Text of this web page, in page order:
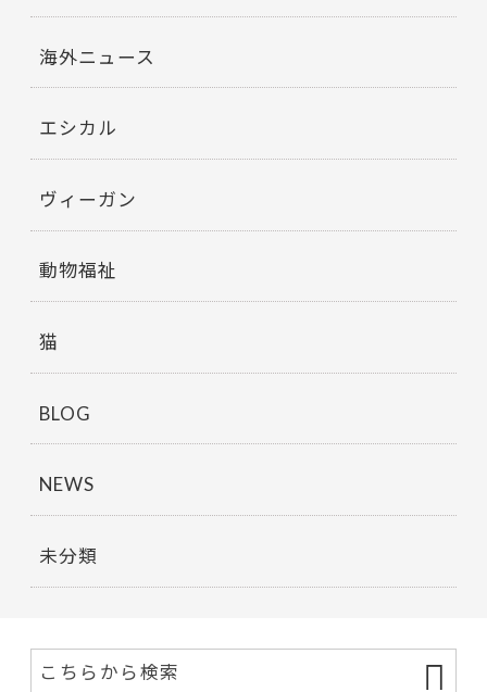
海外ニュース
エシカル
ヴィーガン
動物福祉
猫
BLOG
NEWS
未分類